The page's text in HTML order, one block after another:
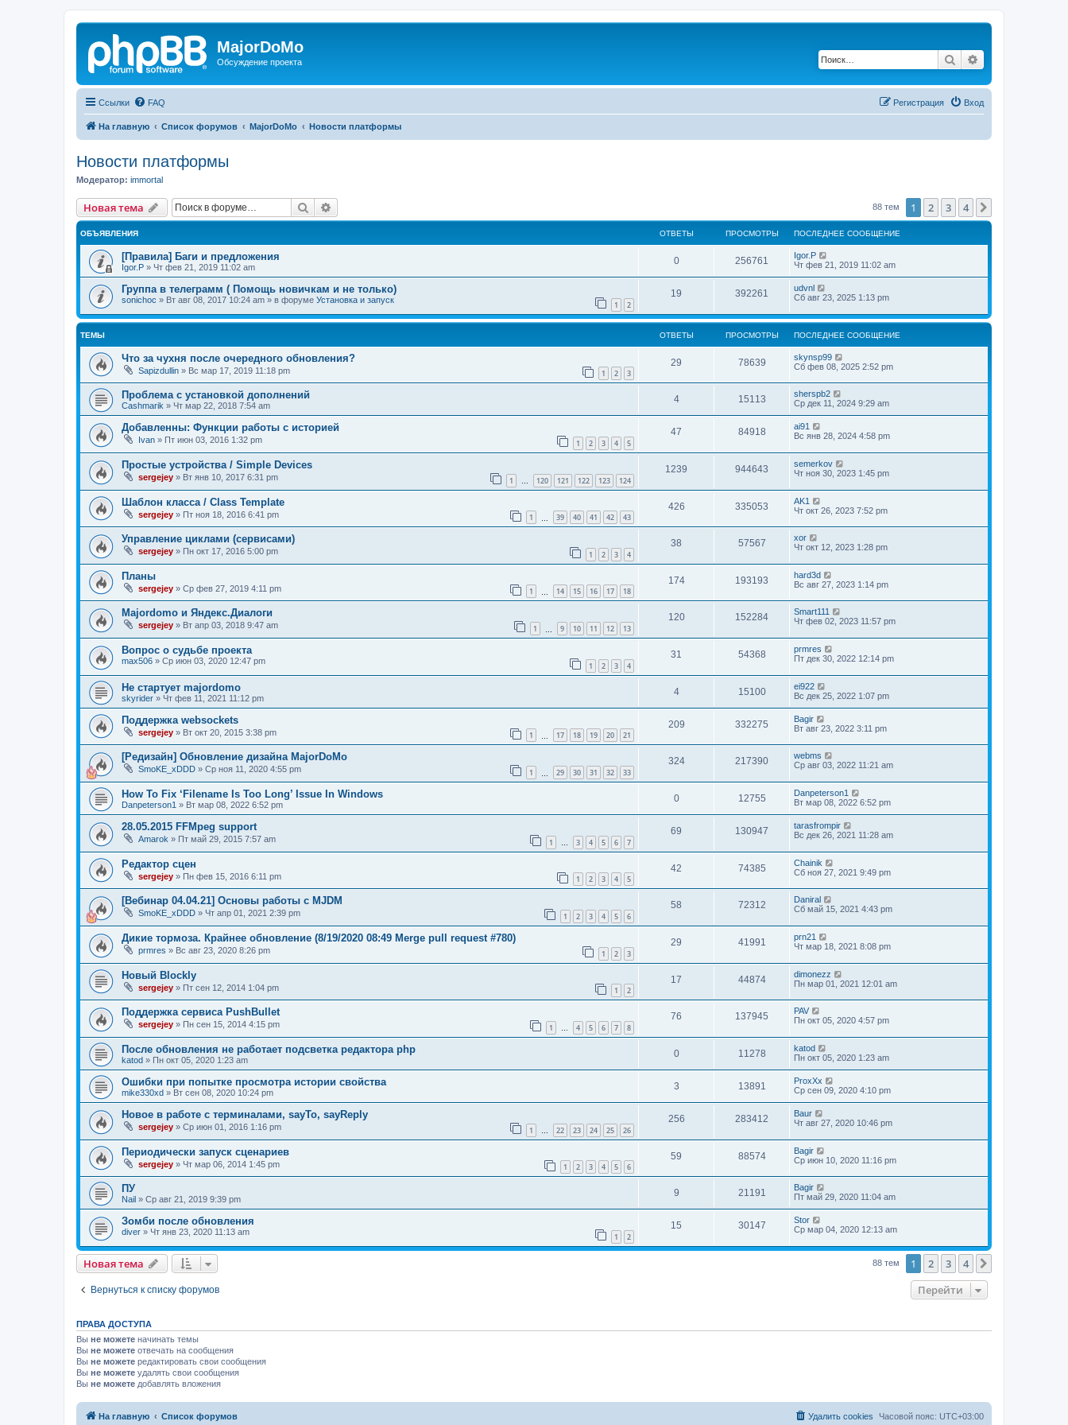
MajorDoMo
Обсуждение проекта Поиск
Ссылки FAQ Вход
Регистрация
На главную Список форумов MajorDoMo Новости платформы
Новости платформы
Модератор: immortal
Новая тема Поиск 88 тем 1 2 3 4
ОБЪЯВЛЕНИЯ ОТВЕТЫ ПРОСМОТРЫ ПОСЛЕДНЕЕ СООБЩЕНИЕ
[Правила] Баги и предложения
Igor.P » Чт фев 21, 2019 11:02 am
0 256761
Igor.P
Чт фев 21, 2019 11:02 am
Группа в телеграмм ( Помощь новичкам и не только)
sonichoc » Вт авг 08, 2017 10:24 am » в форуме Установка и запуск 1 2
19 392261
udvnl
Сб авг 23, 2025 1:13 pm
ТЕМЫ ОТВЕТЫ ПРОСМОТРЫ ПОСЛЕДНЕЕ СООБЩЕНИЕ
Что за чухня после очередного обновления?
Sapizdullin » Вс мар 17, 2019 11:18 pm 1 2 3
29 78639
skynsp99
Сб фев 08, 2025 2:52 pm
Проблема с установкой дополнений
Cashmarik » Чт мар 22, 2018 7:54 am
4 15113
sherspb2
Ср дек 11, 2024 9:29 am
Добавленны: Функции работы с историей
Ivan » Пт июн 03, 2016 1:32 pm 1 2 3 4 5
47 84918
ai91
Вс янв 28, 2024 4:58 pm
Простые устройства / Simple Devices
sergejey » Вт янв 10, 2017 6:31 pm 1 … 120 121 122 123 124
1239 944643
semerkov
Чт ноя 30, 2023 1:45 pm
Шаблон класса / Class Template
sergejey » Пт ноя 18, 2016 6:41 pm 1 39 40 41 42 43
426 335053
AK1
Чт окт 26, 2023 7:52 pm
Управление циклами (сервисами)
sergejey » Пн окт 17, 2016 5:00 pm 1 2 3 4
38 57567
xor
Чт окт 12, 2023 1:28 pm
Планы
sergejey » Ср фев 27, 2019 4:11 pm 1 14 15 16 17 18
174 193193
hard3d
Вс авг 27, 2023 1:14 pm
Majordomo и Яндекс.Диалоги
sergejey » Вт апр 03, 2018 9:47 am 1 9 10 11 12 13
120 152284
Smart111
Чт фев 02, 2023 11:57 pm
Вопрос о судьбе проекта
max506 » Ср июн 03, 2020 12:47 pm 1 2 3 4
31 54368
prmres
Пт дек 30, 2022 12:14 pm
Не стартует majordomo
skyrider » Чт фев 11, 2021 11:12 pm
4 15100
ei922
Вс дек 25, 2022 1:07 pm
Поддержка websockets
sergejey » Вт окт 20, 2015 3:38 pm 1 17 18 19 20 21
209 332275
Bagir
Вт авг 23, 2022 3:11 pm
[Редизайн] Обновление дизайна MajorDoMo
SmoKE_xDDD » Ср ноя 11, 2020 4:55 pm 1 29 30 31 32 33
324 217390
webms
Ср авг 03, 2022 11:21 am
How To Fix ‘Filename Is Too Long’ Issue In Windows
Danpeterson1 » Вт мар 08, 2022 6:52 pm
0 12755
Danpeterson1
Вт мар 08, 2022 6:52 pm
28.05.2015 FFMpeg support
Amarok » Пт май 29, 2015 7:57 am 1 … 3 4 5 6 7
69 130947
tarasfrompir
Вс дек 26, 2021 11:28 am
Редактор сцен
sergejey » Пн фев 15, 2016 6:11 pm 1 2 3 4 5
42 74385
Chainik
Сб ноя 27, 2021 9:49 pm
[Вебинар 04.04.21] Основы работы с MJDM
SmoKE_xDDD » Чт апр 01, 2021 2:39 pm 1 2 3 4 5 6
58 72312
Daniral
Сб май 15, 2021 4:43 pm
Дикие тормоза. Крайнее обновление (8/19/2020 08:49 Merge pull request #780)
prmres » Вс авг 23, 2020 8:26 pm 1 2 3
29 41991
prn21
Чт мар 18, 2021 8:08 pm
Новый Blockly
sergejey » Пт сен 12, 2014 1:04 pm 1 2
17 44874
dimonezz
Пн мар 01, 2021 12:01 am
Поддержка сервиса PushBullet
sergejey » Пн сен 15, 2014 4:15 pm 1 … 4 5 6 7 8
76 137945
PAV
Пн окт 05, 2020 4:57 pm
После обновления не работает подсветка редактора php
katod » Пн окт 05, 2020 1:23 am
0 11278
katod
Пн окт 05, 2020 1:23 am
Ошибки при попытке просмотра истории свойства
mike330xd » Вт сен 08, 2020 10:24 pm
3 13891
ProxXx
Ср сен 09, 2020 4:10 pm
Новое в работе с терминалами, sayTo, sayReply
sergejey » Ср июн 01, 2016 1:16 pm 1 22 23 24 25 26
256 283412
Baur
Чт авг 27, 2020 10:46 pm
Периодически запуск сценариев
sergejey » Чт мар 06, 2014 1:45 pm 1 2 3 4 5 6
59 88574
Bagir
Ср июн 10, 2020 11:16 pm
ПУ
Nail » Ср авг 21, 2019 9:39 pm
9 21191
Bagir
Пт май 29, 2020 11:04 am
Зомби после обновления
diver » Чт янв 23, 2020 11:13 am 1 2
15 30147
Stor
Ср мар 04, 2020 12:13 am
Новая тема 88 тем 1 2 3 4
Вернуться к списку форумов Перейти
ПРАВА ДОСТУПА
Вы не можете начинать темы
Вы не можете отвечать на сообщения
Вы не можете редактировать свои сообщения
Вы не можете удалять свои сообщения
Вы не можете добавлять вложения
На главную Список форумов Часовой пояс: UTC+03:00
Удалить cookies